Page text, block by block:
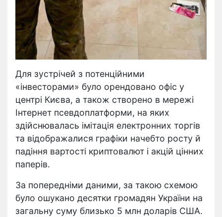
Для зустрічей з потенційними
«інвесторами» було орендовано офіс у
центрі Києва, а також створено в мережі
Інтернет псевдоплатформи, на яких
здійснювалась імітація електронних торгів
та відображалися графіки начебто росту й
падіння вартості криптовалют і акцій цінних
паперів.
За попередніми даними, за такою схемою
було ошукано десятки громадян України на
загальну суму близько 5 млн доларів США.